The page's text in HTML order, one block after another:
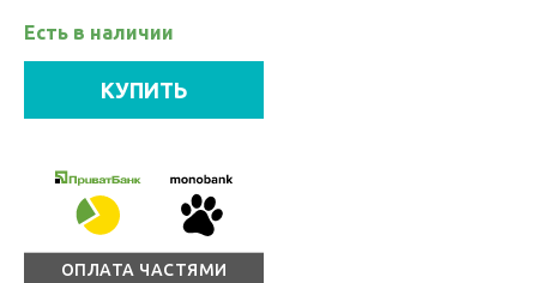
Есть в наличии
КУПИТЬ
ОПЛАТА ЧАСТЯМИ